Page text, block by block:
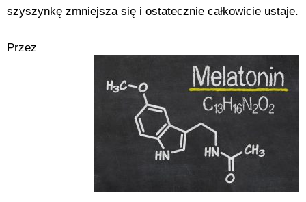
szyszynkę zmniejsza się i ostatecznie całkowicie ustaje.
Przez